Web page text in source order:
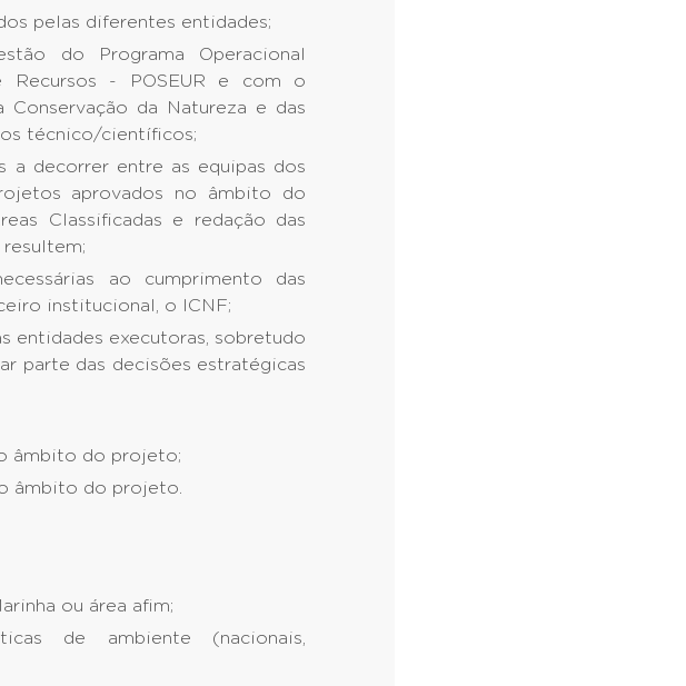
pelas diferentes entidades;
do Programa Operacional
Recursos - POSEUR e com o
da Natureza e das
técnico/científicos;
a decorrer entre as equipas dos
aprovados no âmbito do
Classificadas e redação das
ao cumprimento das
institucional, o ICNF;
entidades executoras, sobretudo
parte das decisões estratégicas
âmbito do projeto;
âmbito do projeto.
ou área afim;
de ambiente (nacionais,